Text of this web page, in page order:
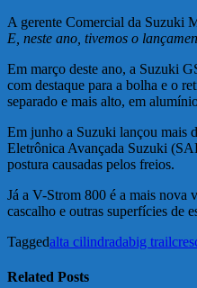
A gerente Comercial da Suzuki
E, neste ano, tivemos o
Em março deste ano, a Suzuki
com destaque para a bolha e o
separado e mais alto, em
Em junho a Suzuki lançou mais
Eletrônica Avançada Suzuki
postura causadas pelos freios.
Já a V-Strom 800 é a mais nova
cascalho e outras superfícies de
Taggedalta cilindradabig trail
Related Posts